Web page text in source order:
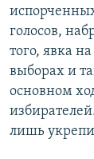
голосов,
того, явка
выборах и
основном
лишь